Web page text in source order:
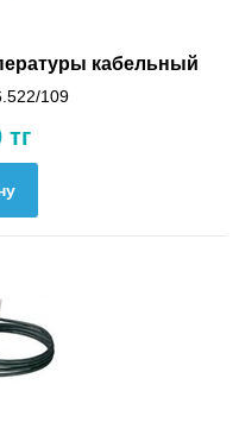
кабельный
109
тг